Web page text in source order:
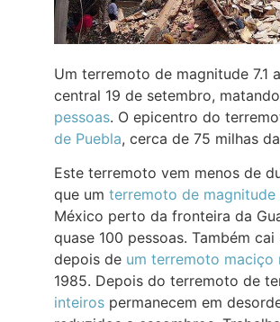
Um terremoto de magnitude 7.1
central 19 de setembro,
pessoas. O epicentro do
de Puebla, cerca de 75 milhas
Este terremoto vem menos de
que um terremoto de magnitude
México perto da fronteira da
quase 100 pessoas. Também
depois de um terremoto maciço
1985. Depois do terremoto de
inteiros permanecem em